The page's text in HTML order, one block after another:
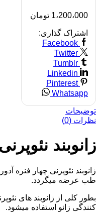
1،200،000 تومان
اشتراک گذاری:
Facebook
Twitter
Tumblr
Linkedin
Pinterest
Whatsapp
توضیحات
نظرات (0)
زانوبند
زانوبند نئوپرنی چهار فنره
طب عرضه میگردد.
بطور کلی از زانوبند های
کنندگی زانو استفاده میشود.